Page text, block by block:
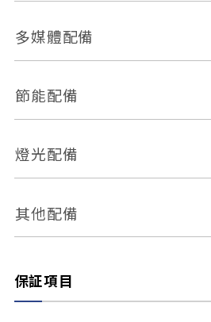
ABS防鎖死
車道偏離警示
自動停車系統
倒車雷達
皮椅
無
多媒體配備
外部音源接入
節能配備
引擎啟閉系統
燈光配備
感應頭燈
頭燈光源
其他配備
保証項目